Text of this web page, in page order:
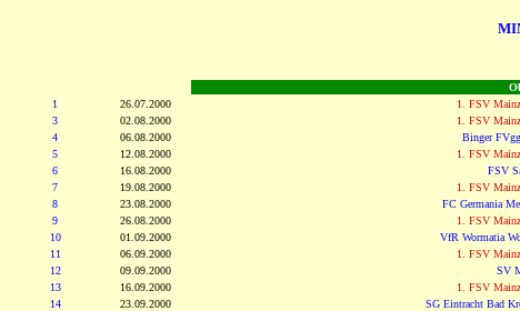
1
26.07.2000 1. FSV
3
02.08.2000 1. FSV
4
06.08.2000 Binger
5
12.08.2000 1. FSV
6
16.08.2000 FSV
7
19.08.2000 1. FSV
8
23.08.2000 FC Germania
9
26.08.2000 1. FSV
10
01.09.2000 VfR Wormatia
11
06.09.2000 1. FSV
12
09.09.2000 SV
13
16.09.2000 1. FSV
14
23.09.2000 SG Eintracht Bad